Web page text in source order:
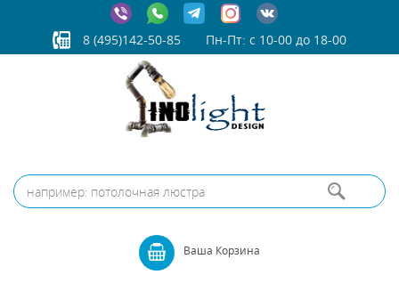
8 (495)142-50-85 Пн-Пт: с 10-00 до 18-00
Ваша Корзина